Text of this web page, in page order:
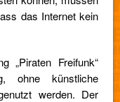
das Internet kein
„Piraten Freifunk“
ohne künstliche
werden. Der